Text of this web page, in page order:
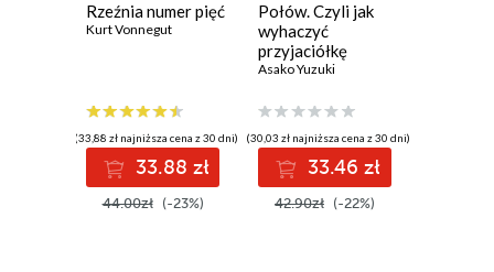
Rzeźnia numer pięć
Kurt Vonnegut
(33,88 zł najniższa cena z 30 dni)
33.88 zł
44.00zł (-23%)
Połów. Czyli jak
wyhaczyć
przyjaciółkę
Asako Yuzuki
(30,03 zł najniższa cena z 30 dni)
33.46 zł
42.90zł (-22%)